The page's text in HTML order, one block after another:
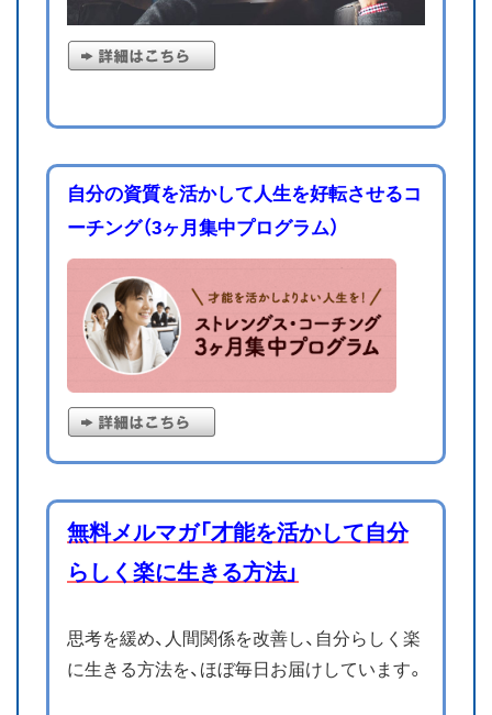
自分の資質を活かして人生を好転させるコ
ーチング（3ヶ月集中プログラム）
無料メルマガ「才能を活かして自分
らしく楽に生きる方法」
思考を緩め、人間関係を改善し、自分らしく楽
に生きる方法を、ほぼ毎日お届けしています。